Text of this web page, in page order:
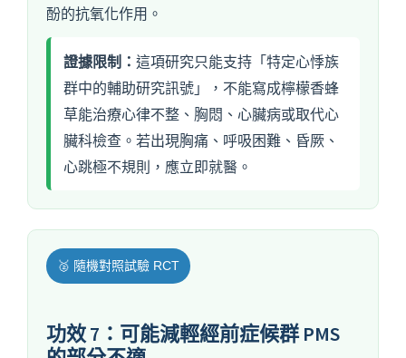
酚的抗氧化作用。
證據限制： 這項研究只能支持「特定心悸族
群中的輔助研究訊號」，不能寫成檸檬香蜂
草能治療心律不整、胸悶、心臟病或取代心
臟科檢查。若出現胸痛、呼吸困難、昏厥、
心跳極不規則，應立即就醫。
🥈 隨機對照試驗 RCT
功效 7：可能減輕經前症候群 PMS